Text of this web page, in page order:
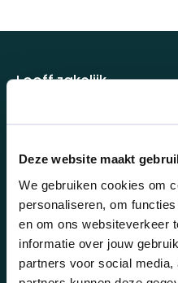
Deze website maakt
We gebruiken cookies om
personaliseren, om
en om ons websiteverkeer
informatie over jouw
partners voor social
Looff zakelijk.
Looff zakelijk
Looff bedrijfsomgeving
Looff attentprogramma |
Tarieven
Voor wie?
Over ons.
Contact
Werken bij
Duurzaamheid.
Duurzaamheid
B Corp